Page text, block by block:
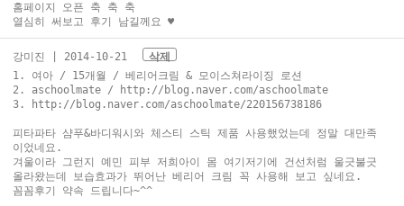
홈페이지 오픈 축 축 축
열심히 써보고 후기 남길께요 ♥
강미진 | 2014-10-21
삭제
1. 여아 / 15개월 / 베리어크림 & 모이스쳐라이징 로션
2. aschoolmate / http://blog.naver.com/aschoolmate
3. http://blog.naver.com/aschoolmate/220156738186
피타파타 샴푸&바디워시와 체스티 스틱 제품 사용했었는데 정말 대만족
이었네요.
겨울이라 그런지 예민 피부 저희아이 몸 여기저기에 건선처럼 울긋불긋
올라왔는데 보습효과가 뛰어난 베리어 크림 꼭 사용해 보고 싶네요.
꼼꼼후기 약속 드립니다~^^